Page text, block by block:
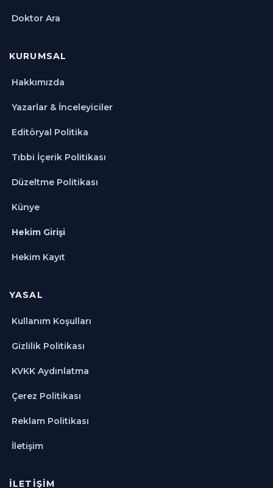
Doktor Ara
KURUMSAL
Hakkımızda
Yazarlar & İnceleyiciler
Editöryal Politika
Tıbbi İçerik Politikası
Düzeltme Politikası
Künye
Hekim Girişi
Hekim Kayıt
YASAL
Kullanım Koşulları
Gizlilik Politikası
KVKK Aydınlatma
Çerez Politikası
Reklam Politikası
İletişim
İLETIŞIM